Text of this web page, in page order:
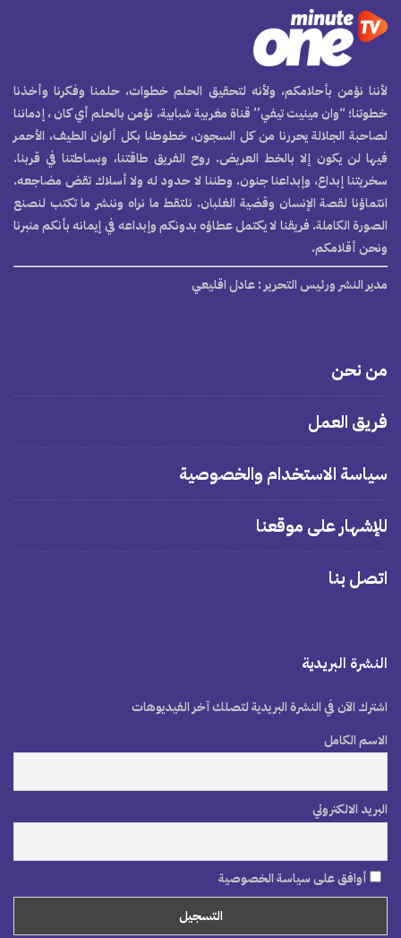
لأننا نؤمن بأحلامكم، ولأنه لتحقيق الحلم خطوات، حلمنا وفكرنا وأخذنا
خطوتنا؛ “وان مينيت تيفي” قناة مغربية شبابية، نؤمن بالحلم أي كان ، إدماننا
لصاحبة الجلالة يحررنا من كل السجون، خطوطنا بكل ألوان الطيف، الأحمر
فيها لن يكون إلا بالخط العريض. روح الفريق طاقتنا، وبساطتنا في قربنا.
سخريتنا إبداع، وإبداعنا جنون. وطننا لا حدود له ولا أسلاك تقض مضاجعه.
انتماؤنا لقصة الإنسان وقضية الغلبان. نلتقط ما نراه وننشر ما تكتب لنصنع
الصورة الكاملة. فريقنا لا يكتمل عطاؤه بدونكم وإبداعه في إيمانه بأنكم منبرنا
ونحن أقلامكم.
مدير النشر ورئيس التحرير : عادل اقليعي
من نحن
فريق العمل
سياسة الاستخدام والخصوصية
للإشهار على موقعنا
اتصل بنا
النشرة البريدية
اشترك الآن في النشرة البريدية لتصلك آخر الفيديوهات
الاسم الكامل
البريد الالكتروني
أوافق على سياسة الخصوصية